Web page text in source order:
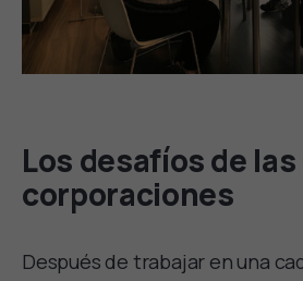
Los desafíos de
corporaciones
Después de trabajar en una